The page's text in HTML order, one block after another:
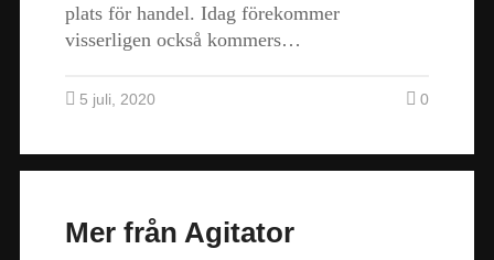
plats för handel. Idag förekommer
visserligen också kommers…
5 juli, 2020 0
Mer från Agitator